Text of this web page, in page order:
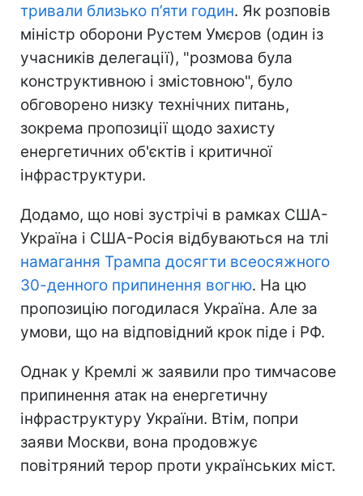
тривали близько п’яти годин. Як розповів
міністр оборони Рустем Умєров (один із
учасників делегації), "розмова була
конструктивною і змістовною", було
обговорено низку технічних питань,
зокрема пропозиції щодо захисту
енергетичних об'єктів і критичної
інфраструктури.
Додамо, що нові зустрічі в рамках США-
Україна і США-Росія відбуваються на тлі
намагання Трампа досягти всеосяжного
30-денного припинення вогню. На цю
пропозицію погодилася Україна. Але за
умови, що на відповідний крок піде і РФ.
Однак у Кремлі ж заявили про тимчасове
припинення атак на енергетичну
інфраструктуру України. Втім, попри
заяви Москви, вона продовжує
повітряний терор проти українських міст.